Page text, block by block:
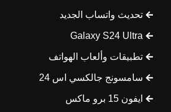
تحديث واتساب الجديد
Galaxy S24 Ultra
تطبيقات وألعاب الهواتف
سامسونج جالكسي اس 24
ايفون 15 برو ماكس